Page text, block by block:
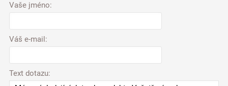
Vaše jméno:
Váš e-mail:
Text dotazu: